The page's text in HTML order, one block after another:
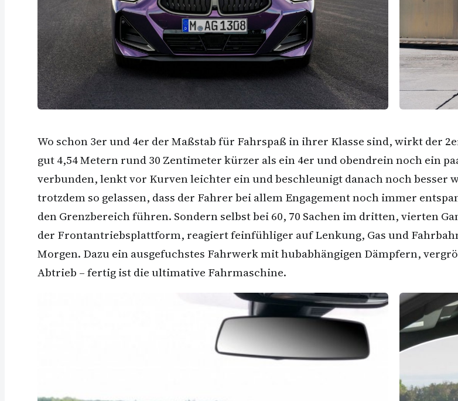
Wo schon 3er und 4er der Maßstab für Fahrspaß in ihrer Klasse sind, wirkt der
gut 4,54 Metern rund 30 Zentimeter kürzer als ein 4er und obendrein noch ein
verbunden, lenkt vor Kurven leichter ein und beschleunigt danach noch besser
trotzdem so gelassen, dass der Fahrer bei allem Engagement noch immer
den Grenzbereich führen. Sondern selbst bei 60, 70 Sachen im dritten, vierten
der Frontantriebsplattform, reagiert feinfühliger auf Lenkung, Gas und
Morgen. Dazu ein ausgefuchstes Fahrwerk mit hubabhängigen Dämpfern,
Abtrieb – fertig ist die ultimative Fahrmaschine.